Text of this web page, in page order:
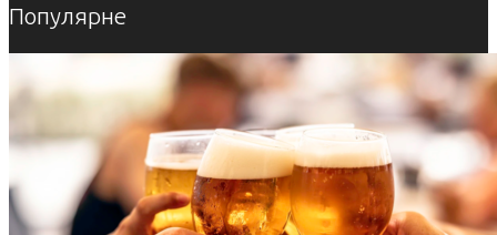
Популярне